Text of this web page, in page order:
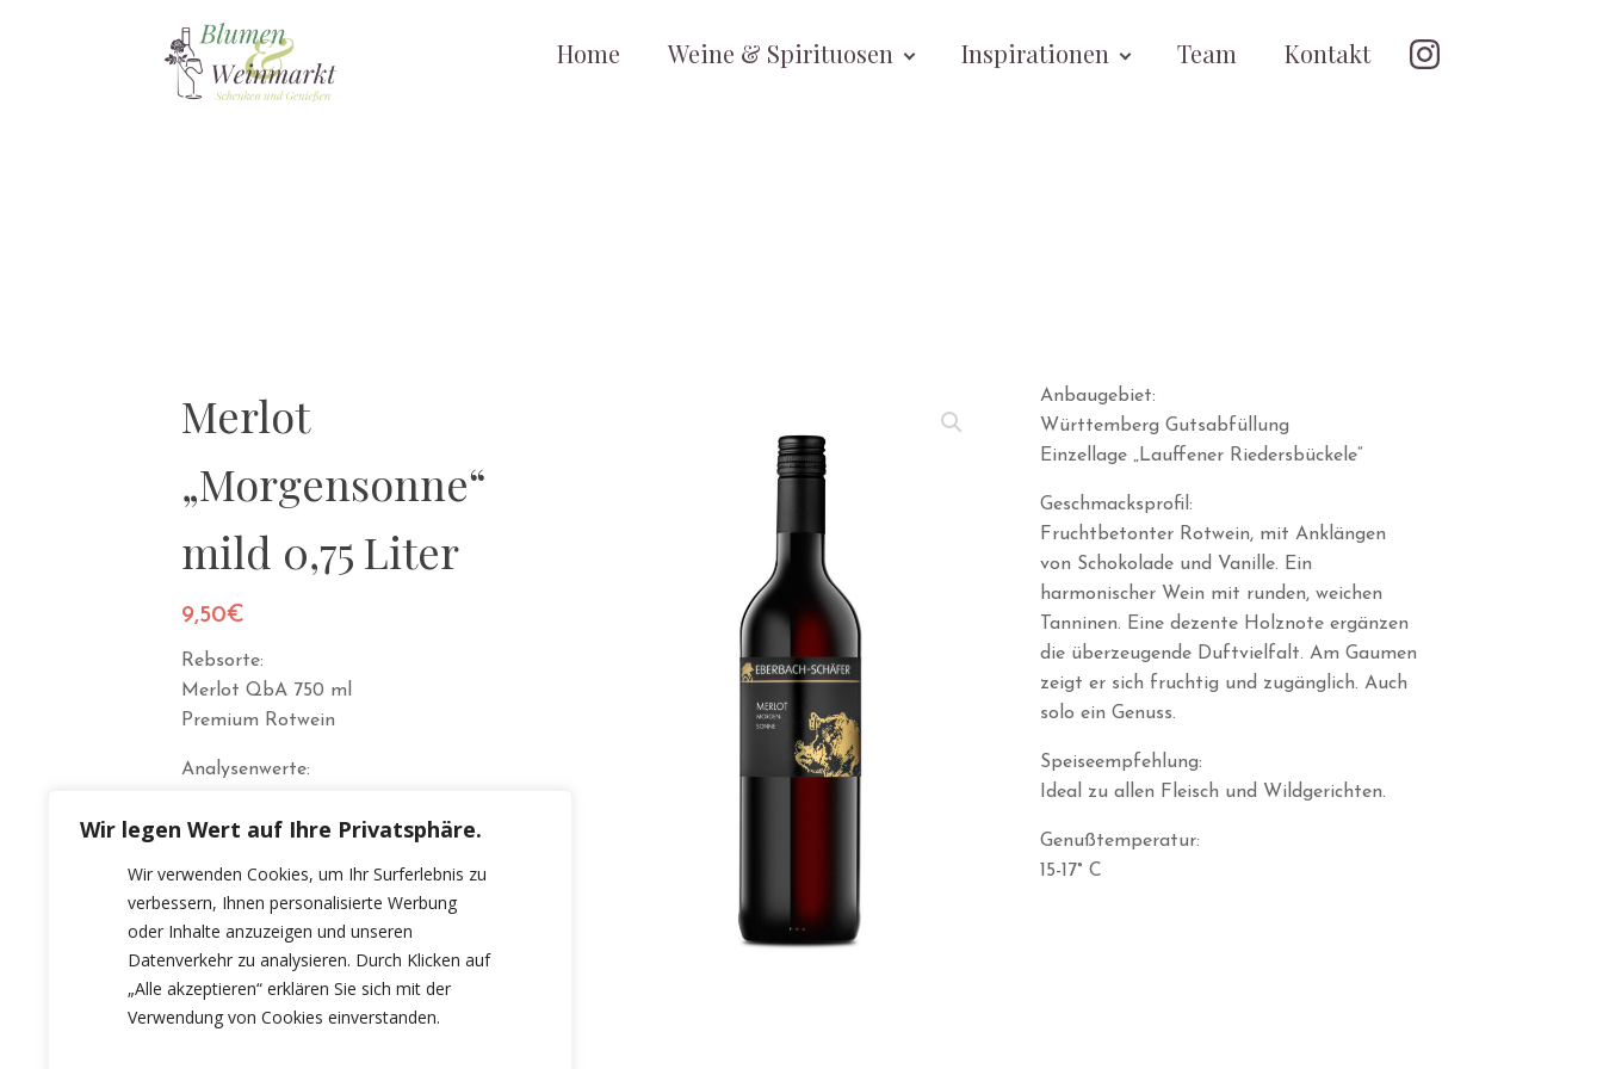
Wir legen Wert auf Ihre Privatsphäre.
Wir verwenden Cookies, um Ihr Surferlebnis zu
verbessern, Ihnen personalisierte Werbung
oder Inhalte anzuzeigen und unseren
Datenverkehr zu analysieren. Durch Klicken auf
„Alle akzeptieren“ erklären Sie sich mit der
Verwendung von Cookies einverstanden.
Home Weine & Spirituosen Inspirationen Team Kontakt
Merlot
„Morgensonne“
mild 0,75 Liter
9,50€
Rebsorte:
Merlot QbA 750 ml
Premium Rotwein
Analysenwerte:
Alkohol: 12,5 %vol.
Restzucker: 9,9 g/l
Anbaugebiet:
Württemberg Gutsabfüllung
Einzellage „Lauffener Riedersbückele“
Geschmacksprofil:
Fruchtbetonter Rotwein, mit Anklängen
von Schokolade und Vanille. Ein
harmonischer Wein mit runden, weichen
Tanninen. Eine dezente Holznote ergänzen
die überzeugende Duftvielfalt. Am Gaumen
zeigt er sich fruchtig und zugänglich. Auch
solo ein Genuss.
Speiseempfehlung:
Ideal zu allen Fleisch und Wildgerichten.
Genußtemperatur:
15-17° C